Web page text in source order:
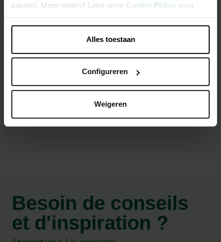
passen. Meer weten? Lees onze Cookie Policy voor
meer informatie.
Alles toestaan
Configureren
Weigeren
Il est composé de blé traité avec la technologie SAT
Déjà mortel après ingestion d'une portion
La mort survient quelques jours après la consommation
Besoin de conseils
et d'inspiration ?